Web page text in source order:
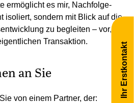
Ihr Erstkontakt
ermöglicht es mir, Nachfolge-
isoliert, sondern mit Blick auf die
zu begleiten – vor,
Transaktion.
an Sie
von einem Partner, der: